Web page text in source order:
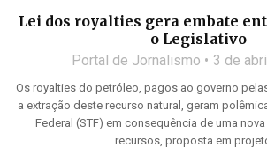
Lei dos royalties gera embate
o Legislativo
Portal de Jornalismo 3 de
Os royalties do petróleo, pagos ao governo
a extração deste recurso natural, geram
Federal (STF) em consequência de uma
recursos, proposta em